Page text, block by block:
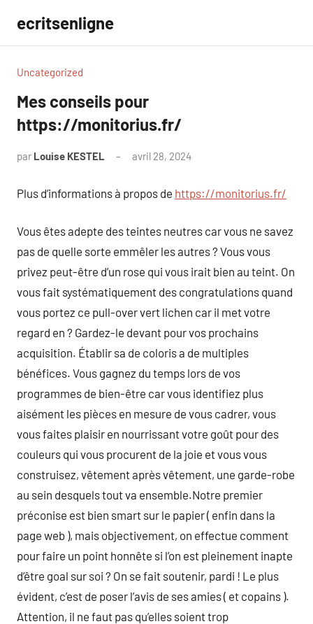
contenu
ecritsenligne
Uncategorized
Mes conseils pour
https://monitorius.fr/
par Louise KESTEL avril 28, 2024
Plus d’informations à propos de https://monitorius.fr/
Vous êtes adepte des teintes neutres car vous ne savez
pas de quelle sorte emmêler les autres ? Vous vous
privez peut-être d’un rose qui vous irait bien au teint. On
vous fait systématiquement des congratulations quand
vous portez ce pull-over vert lichen car il met votre
regard en ? Gardez-le devant pour vos prochains
acquisition. Établir sa de coloris a de multiples
bénéfices. Vous gagnez du temps lors de vos
programmes de bien-être car vous identifiez plus
aisément les pièces en mesure de vous cadrer, vous
vous faites plaisir en nourrissant votre goût pour des
couleurs qui vous procurent de la joie et vous vous
construisez, vêtement après vêtement, une garde-robe
au sein desquels tout va ensemble.Notre premier
préconise est bien smart sur le papier ( enfin dans la
page web ), mais objectivement, on effectue comment
pour faire un point honnête si l’on est pleinement inapte
d’être goal sur soi ? On se fait soutenir, pardi ! Le plus
évident, c’est de poser l’avis de ses amies ( et copains ).
Attention, il ne faut pas qu’elles soient trop